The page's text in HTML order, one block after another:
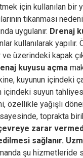
için kullanılan bir
tıkanması
uygulanır. Drenaj
kullanılarak yapılır.
üzerindeki kapak
kuyusu açma
kuyunun içindeki
içindeki suyun
özellikle yağışlı
toprakta
zarar
sağlanır.
şu hizmetleride